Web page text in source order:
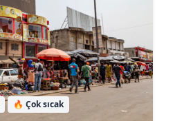
🔥 Çok sıcak